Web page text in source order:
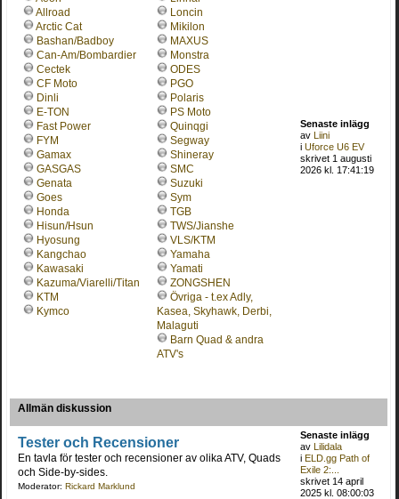
Allroad
Arctic Cat
Bashan/Badboy
Can-Am/Bombardier
Cectek
CF Moto
Dinli
E-TON
Fast Power
FYM
Gamax
GASGAS
Genata
Goes
Honda
Hisun/Hsun
Hyosung
Kangchao
Kawasaki
Kazuma/Viarelli/Titan
KTM
Kymco
Loncin
Mikilon
MAXUS
Monstra
ODES
PGO
Polaris
PS Moto
Quinqgi
Segway
Shineray
SMC
Suzuki
Sym
TGB
TWS/Jianshe
VLS/KTM
Yamaha
Yamati
ZONGSHEN
Övriga - t.ex Adly,
Kasea, Skyhawk, Derbi,
Malaguti
Barn Quad & andra
ATV's
Senaste inlägg
avLiini
iUforce U6 EV
skrivet 1 augusti
2026 kl. 17:41:19
Allmän diskussion
Tester och Recensioner
En tavla för tester och recensioner av olika ATV, Quads
och Side-by-sides.
Moderator: Rickard Marklund
Senaste inlägg
avLilidala
iELD.gg Path of
Exile 2:...
skrivet 14 april
2025 kl. 08:00:03